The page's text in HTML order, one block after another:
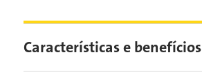
Características e benefícios